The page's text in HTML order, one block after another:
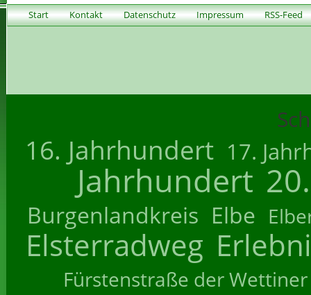
Start Kontakt Datenschutz Impressum RSS-Feed
16. Jahrhundert 17.
Jahrhundert
Burgenlandkreis Elbe
Elsterradweg
Fürstenstraße der Wettiner